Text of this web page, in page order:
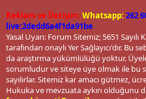
Reklam ve İletişim: Whatsapp: 262
live:2dedd6a4f1da91be
Yasal Uyarı: Forum Sitemiz; 5651 Sayılı
tarafından onaylı Yer Sağlayıcı'dır. Bu
da araştırma yükümlülüğü yoktur.
sorumludur ve siteye üye olmak ile bu
sayılırlar. Sitemiz kar amacı gütmez,
Hukuka ve mevzuata aykırı olduğunu